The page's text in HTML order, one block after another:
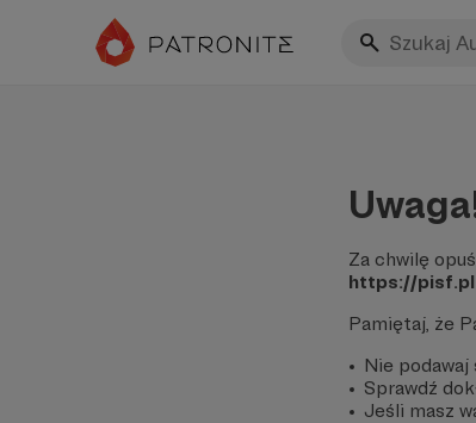
Za chwilę
https://pisf.pl
Pamiętaj, że
Nie
Sprawdź
Jeśli masz